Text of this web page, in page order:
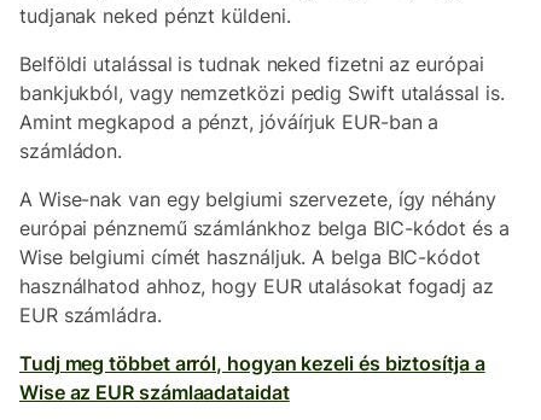
tudjanak neked pénzt küldeni.
Belföldi utalással is tudnak neked fizetni az európai
bankjukból, vagy nemzetközi pedig Swift utalással is.
Amint megkapod a pénzt, jóváírjuk EUR-ban a
számládon.
A Wise-nak van egy belgiumi szervezete, így néhány
európai pénznemű számlánkhoz belga BIC-kódot és a
Wise belgiumi címét használjuk. A belga BIC-kódot
használhatod ahhoz, hogy EUR utalásokat fogadj az
EUR számládra.
Tudj meg többet arról, hogyan kezeli és biztosítja a
Wise az EUR számlaadataidat